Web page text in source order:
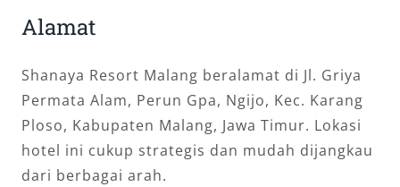
Alamat
Shanaya Resort Malang beralamat di Jl. Griya
Permata Alam, Perun Gpa, Ngijo, Kec. Karang
Ploso, Kabupaten Malang, Jawa Timur. Lokasi
hotel ini cukup strategis dan mudah dijangkau
dari berbagai arah.